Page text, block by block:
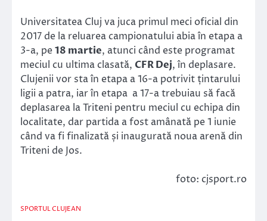
Universitatea Cluj va juca primul meci oficial din
2017 de la reluarea campionatului abia în etapa a
3-a, pe18 martie, atunci când este programat
meciul cu ultima clasată, CFR Dej, în deplasare.
Clujenii vor sta în etapa a 16-a potrivit țintarului
ligii a patra, iar în etapa a 17-a trebuiau să facă
deplasarea la Triteni pentru meciul cu echipa din
localitate, dar partida a fost amânată pe 1 iunie
când va fi finalizată și inaugurată noua arenă din
Triteni de Jos.
foto: cjsport.ro
SPORTUL CLUJEAN